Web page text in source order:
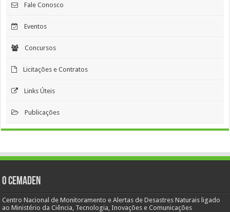
Fale Conosco
Eventos
Concursos
Licitações e Contratos
Links Úteis
Publicações
O Cemaden
Centro Nacional de Monitoramento e Alertas de Desastres Naturais ligado
ao Ministério da Ciência, Tecnologia, Inovações e Comunicações